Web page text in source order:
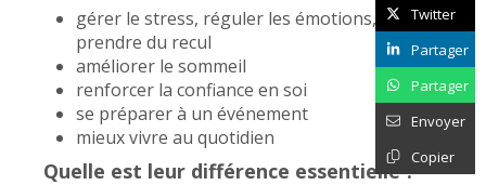
gérer le stress, réguler les émotions,
prendre du recul
améliorer le sommeil
renforcer la confiance en soi
se préparer à un événement
mieux vivre au quotidien
Quelle est leur différence essentielle ?
Twitter
Partager
Partager
Envoyer
Copier